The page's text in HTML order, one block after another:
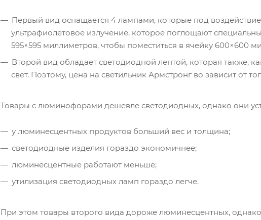
Первый вид оснащается 4 лампами, которые под
ультрафиолетовое излучение, которое поглощают
595×595 миллиметров, чтобы поместиться в ячейку 600×600
Второй вид обладает светодиодной лентой, которая также,
свет. Поэтому, цена на светильник Армстронг во зависит от
Товары с люминофорами дешевле светодиодных, однако они
у люминесцентных продуктов больший вес и толщина;
светодиодные изделия гораздо экономичнее;
люминесцентные работают меньше;
утилизация светодиодных ламп гораздо легче.
При этом товары второго вида дороже люминесцентных,